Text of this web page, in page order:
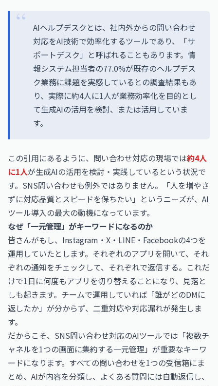
AIヘルプデスクとは、社内外からの問い合わせ
対応をAI技術で効率化するツールであり、「サ
ポートデスク」と呼ばれることもあります。情
報システム担当者の77.0%が既存のヘルプデス
ク業務に課題を実感しているとの調査結果もあ
り、実際に約4人に1人が業務効率化を目的とし
て生成AIの活用を検討、または活用していま
す。
この引用にあるように、問い合わせ対応の現場では約4人
に1人が生成AIの活用を検討・実践しているという状況で
す。SNS問い合わせも例外ではありません。「人を増やさ
ずに対応品質とスピードを保ちたい」というニーズが、AI
ツール導入の最大の動機になっています。
なぜ「一元管理」がキーワードになるのか
皆さんがもし、Instagram・X・LINE・Facebookの4つを
運用していたとします。それぞれのアプリを開いて、それ
ぞれの通知をチェックして、それぞれで返信する。これだ
けで1日に何度もアプリを切り替えることになり、見落と
しも起きます。チームで運用していれば「誰がどのDMに
返したか」が分からず、二重対応や対応漏れが発生しま
す。
だからこそ、SNS問い合わせ対応のAIツールでは「複数チ
ャネルを1つの画面に集約する一元管理」が重要なキーワ
ードになります。すべての問い合わせを1つの受信箱にま
とめ、AIが内容を分類し、よくある質問には自動返信し、